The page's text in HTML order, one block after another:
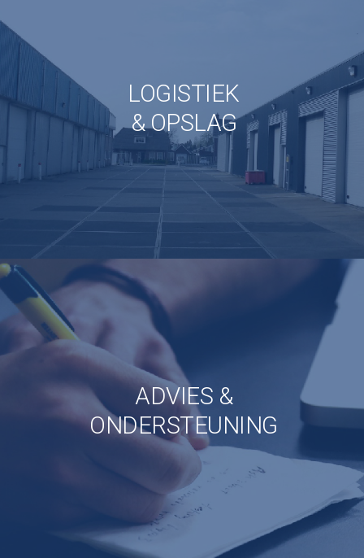
LOGISTIEK
& OPSLAG
ADVIES &
ONDERSTEUNING